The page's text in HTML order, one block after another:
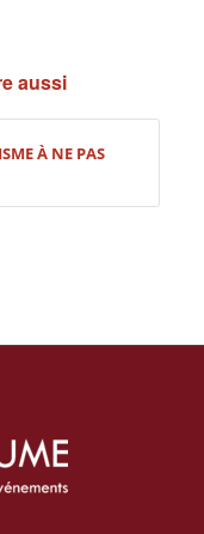
aussi
À NE PAS